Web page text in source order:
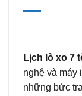
Lịch lò xo 7
nghệ và máy
những bức